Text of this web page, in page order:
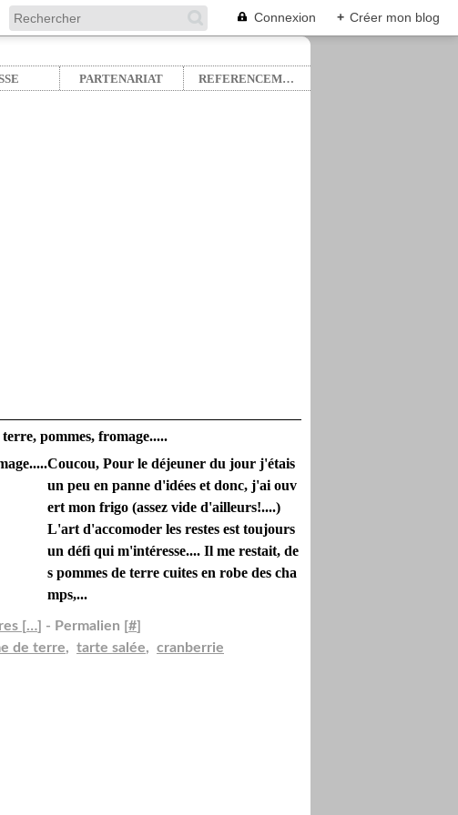
Connexion + Créer mon blog
PARTENARIAT REFERENCEMENT
pommes, fromage.....
Coucou, Pour le déjeuner du jour j'étais
un peu en panne d'idées et donc, j'ai ouv
ert mon frigo (assez vide d'ailleurs!....)
L'art d'accomoder les restes est toujours
un défi qui m'intéresse.... Il me restait, de
s pommes de terre cuites en robe des cha
mps,...
[…] - Permalien [#]
de terre, tarte salée, cranberrie